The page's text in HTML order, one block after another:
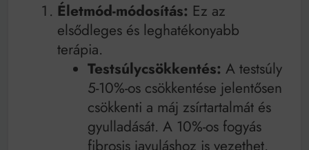
Életmód-módosítás: Ez az
elsődleges és leghatékonyabb
terápia.
Testsúlycsökkentés: A testsúly
5-10%-os csökkentése jelentősen
csökkenti a máj zsírtartalmát és
gyulladását. A 10%-os fogyás